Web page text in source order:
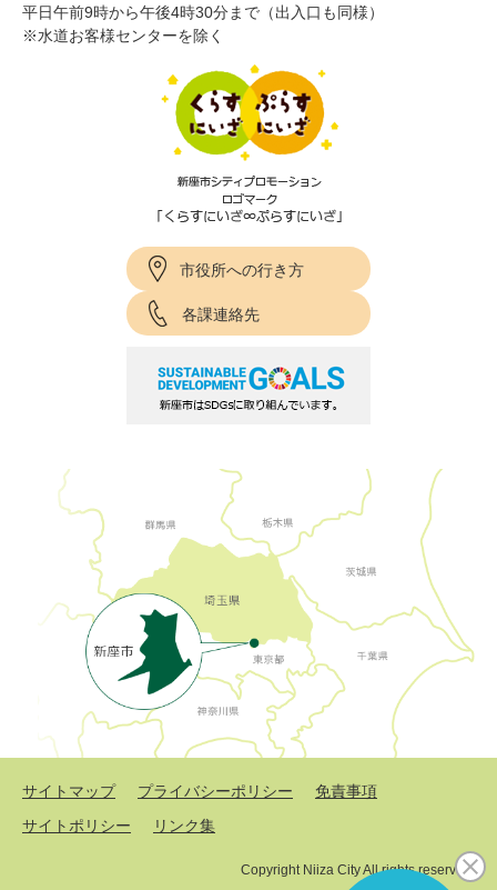
平日午前9時から午後4時30分まで（出入口も同様）
※水道お客様センターを除く
市役所への行き方
各課連絡先
サイトマップ プライバシーポリシー
免責事項
サイトポリシー
リンク集
Copyright Niiza City All rights reserved.